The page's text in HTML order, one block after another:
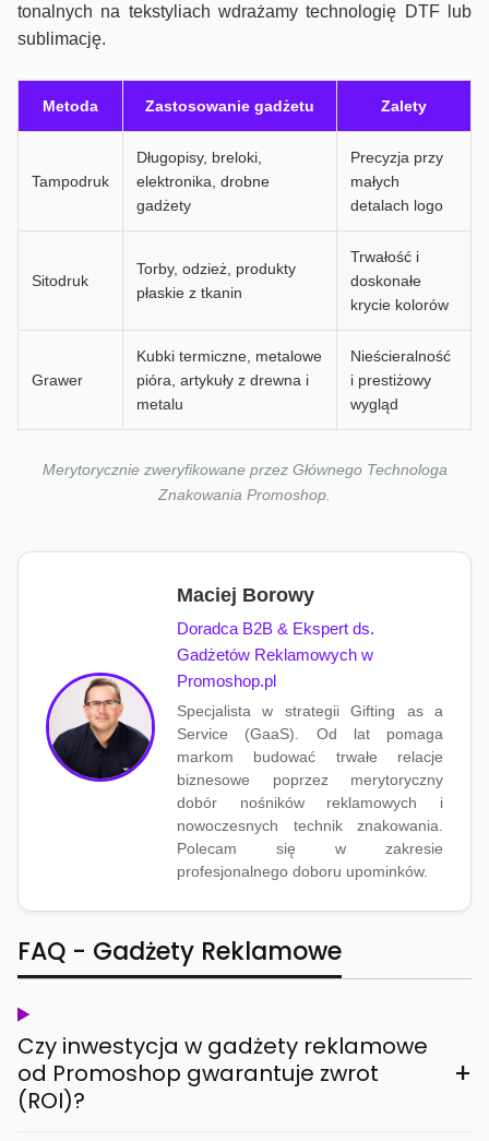
tonalnych na tekstyliach wdrażamy technologię DTF lub
sublimację.
Metoda Zastosowanie gadżetu Zalety
Tampodruk
Długopisy, breloki,
elektronika, drobne
gadżety
Precyzja przy
małych
detalach logo
Sitodruk
Torby, odzież, produkty
płaskie z tkanin
Trwałość i
doskonałe
krycie kolorów
Grawer
Kubki termiczne, metalowe
pióra, artykuły z drewna i
metalu
Nieścieralność
i prestiżowy
wygląd
Merytorycznie zweryfikowane przez Głównego Technologa
Znakowania Promoshop.
Maciej Borowy
Doradca B2B & Ekspert ds.
Gadżetów Reklamowych w
Promoshop.pl
Specjalista w strategii Gifting as a
Service (GaaS). Od lat pomaga
markom budować trwałe relacje
biznesowe poprzez merytoryczny
dobór nośników reklamowych i
nowoczesnych technik znakowania.
Polecam się w zakresie
profesjonalnego doboru upominków.
FAQ - Gadżety Reklamowe
Czy inwestycja w gadżety reklamowe
od Promoshop gwarantuje zwrot
(ROI)?
+